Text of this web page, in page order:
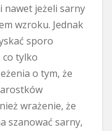
nawet jeżeli sarny
wzroku. Jednak
sporo
co tylko
o tym, że
wrażenie, że
szanować sarny,